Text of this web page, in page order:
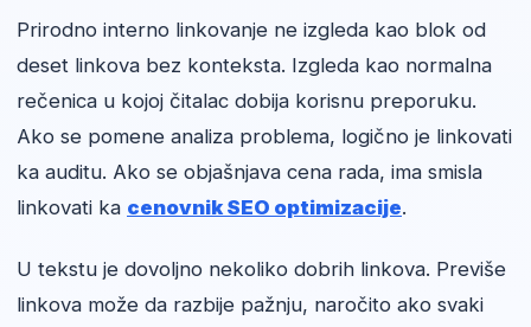
Prirodno interno linkovanje ne izgleda kao blok od
deset linkova bez konteksta. Izgleda kao normalna
rečenica u kojoj čitalac dobija korisnu preporuku.
Ako se pomene analiza problema, logično je linkovati
ka auditu. Ako se objašnjava cena rada, ima smisla
linkovati ka cenovnik SEO optimizacije.
U tekstu je dovoljno nekoliko dobrih linkova. Previše
linkova može da razbije pažnju, naročito ako svaki